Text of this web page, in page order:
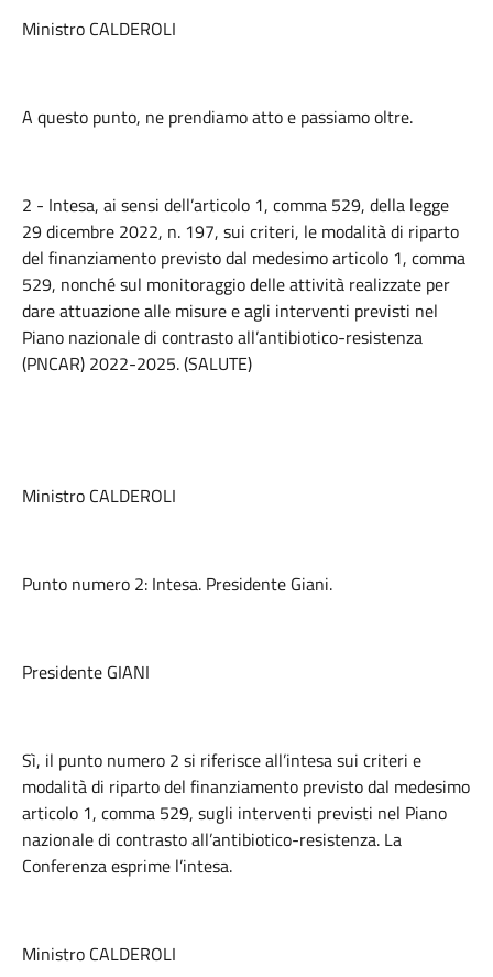
Ministro CALDEROLI
A questo punto, ne prendiamo atto e passiamo oltre.
2 - Intesa, ai sensi dell’articolo 1, comma 529, della legge
29 dicembre 2022, n. 197, sui criteri, le modalità di riparto
del finanziamento previsto dal medesimo articolo 1, comma
529, nonché sul monitoraggio delle attività realizzate per
dare attuazione alle misure e agli interventi previsti nel
Piano nazionale di contrasto all’antibiotico-resistenza
(PNCAR) 2022-2025. (SALUTE)
Ministro CALDEROLI
Punto numero 2: Intesa. Presidente Giani.
Presidente GIANI
Sì, il punto numero 2 si riferisce all’intesa sui criteri e
modalità di riparto del finanziamento previsto dal medesimo
articolo 1, comma 529, sugli interventi previsti nel Piano
nazionale di contrasto all’antibiotico-resistenza. La
Conferenza esprime l’intesa.
Ministro CALDEROLI